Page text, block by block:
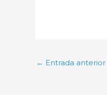
← Entrada anterior